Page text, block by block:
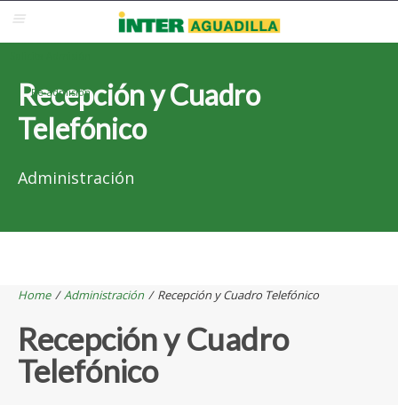
Correo Electrónico
Re-admisión
Recepción y Cuadro
Telefónico
Administración
Home /Administración / Recepción y Cuadro Telefónico
Recepción y Cuadro
Telefónico